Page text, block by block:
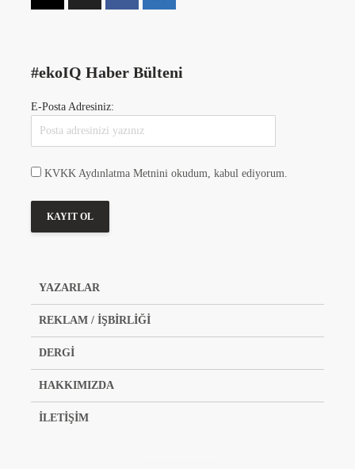
#ekoIQ Haber Bülteni
E-Posta Adresiniz:
KVKK Aydınlatma Metnini okudum, kabul ediyorum.
YAZARLAR
REKLAM / İŞBİRLİĞİ
DERGİ
HAKKIMIZDA
İLETİŞİM